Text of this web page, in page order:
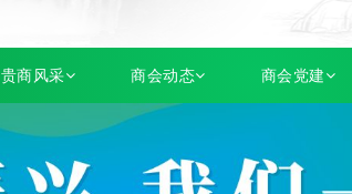
贵商风采 商会动态 商会党建